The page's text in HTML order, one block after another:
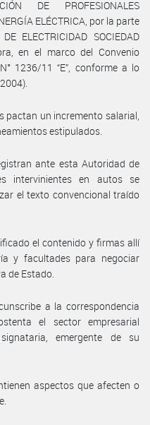
DE PROFESIONALES
ELÉCTRICA, por la parte
ELECTRICIDAD SOCIEDAD
en el marco del Convenio
1236/11 “E”, conforme a lo
pactan un incremento salarial,
estipulados.
ante esta Autoridad de
intervinientes en autos se
el texto convencional traído
el contenido y firmas allí
y facultades para negociar
de Estado.
a la correspondencia
el sector empresarial
emergente de su
aspectos que afecten o